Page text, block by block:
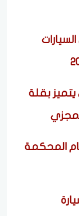
يتميز بقلة
المحكمة